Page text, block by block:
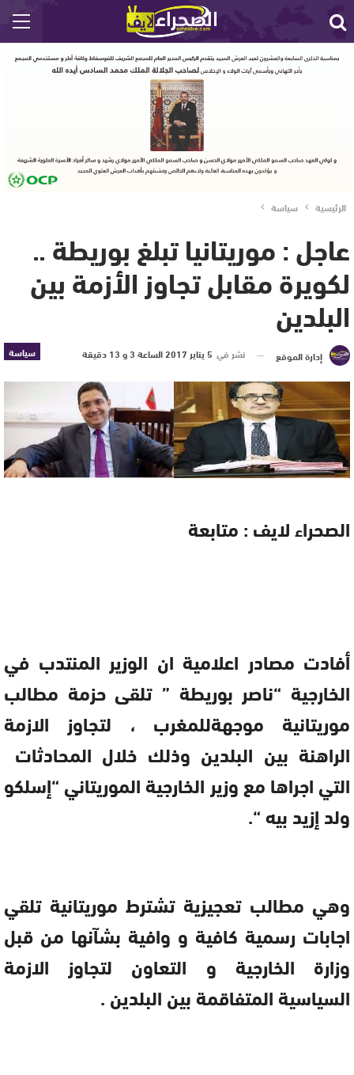
الرئيسية سياسة
عاجل : موريتانيا تبلغ بوريطة ..
لكويرة مقابل تجاوز الأزمة بين
البلدين‎
سياسة إدارة الموقع نشر في 5 يناير 2017 الساعة 3 و 13 دقيقة
الصحراء لايف : متابعة
أفادت مصادر اعلامية ان الوزير المنتدب في
الخارجية “ناصر بوريطة ” تلقى حزمة مطالب
موريتانية موجهةللمغرب ، لتجاوز الازمة
الراهنة بين البلدين وذلك خلال المحادثات
التي اجراها مع وزير الخارجية الموريتاني “إسلكو
ولد إزيد بيه “.
وهي مطالب تعجيزية تشترط موريتانية تلقي
اجابات رسمية كافية و وافية بشآنها من قبل
وزارة الخارجية و التعاون لتجاوز الازمة
السياسية المتفاقمة بين البلدين .